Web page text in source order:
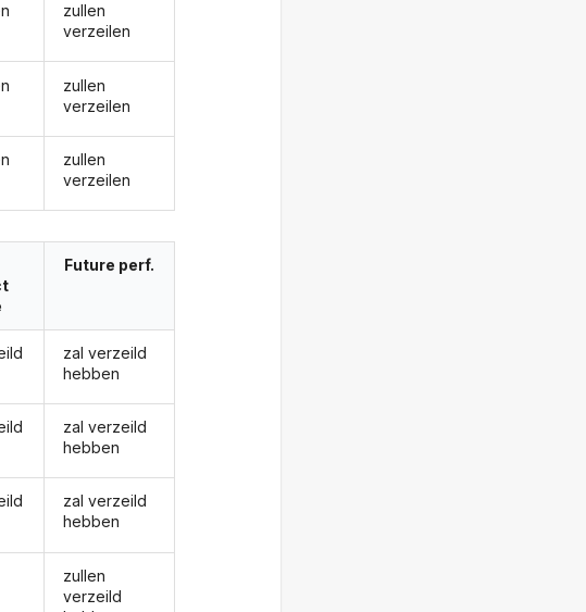
zullen
verzeilen
zullen
verzeilen
zullen
verzeilen
Future perf.
zal verzeild
hebben
zal verzeild
hebben
zal verzeild
hebben
zullen
verzeild